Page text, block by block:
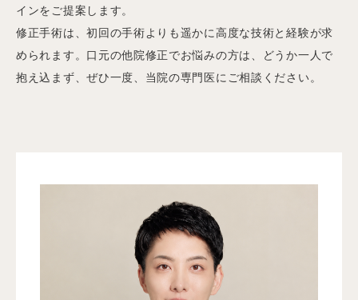
インをご提案します。
修正手術は、初回の手術よりも遥かに高度な技術と経験が求
められます。口元の他院修正でお悩みの方は、どうか一人で
抱え込まず、ぜひ一度、当院の専門医にご相談ください。